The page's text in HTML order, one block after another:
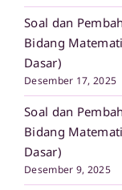
Soal dan
Bidang
Dasar)
Desember 17, 2025
Soal dan
Bidang
Dasar)
Desember 9, 2025